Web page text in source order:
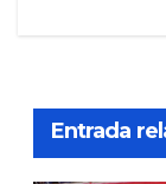
Entrada